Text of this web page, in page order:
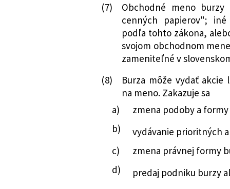
292/2016 Z. z.
Zákon, ktorým sa
o cenných
zmene a
cenných
ktorým sa menia
237/2017 Z. z.
Zákon, ktorým sa
o cenných
zmene a
cenných
ktorým sa menia
177/2018 Z. z.
Zákon o
administratívnej
systémov
(7)
Obchodné meno burzy
cenných papierov";
podľa tohto zákona,
svojom obchodnom
zameniteľné v
(8)
Burza môže vydať akcie
na meno. Zakazuje sa
a)
zmena podoby a
b)
vydávanie prioritných
c)
zmena právnej formy
d)
predaj podniku burzy